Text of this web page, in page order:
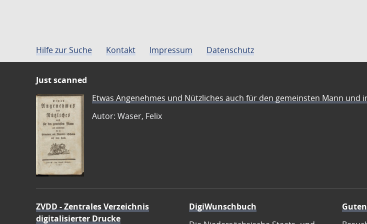
Hilfe zur Suche Kontakt Impressum Datenschutz
Just scanned
Etwas Angenehmes und Nützliches auch für den gemeinsten Mann
Autor: Waser, Felix
ZVDD - Zentrales Verzeichnis
digitalisierter Drucke
DigiWunschbuch